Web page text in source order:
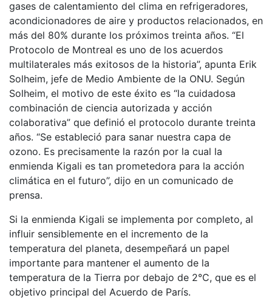
gases de calentamiento del clima en refrigeradores,
acondicionadores de aire y productos relacionados, en
más del 80% durante los próximos treinta años. “El
Protocolo de Montreal es uno de los acuerdos
multilaterales más exitosos de la historia”, apunta Erik
Solheim, jefe de Medio Ambiente de la ONU. Según
Solheim, el motivo de este éxito es “la cuidadosa
combinación de ciencia autorizada y acción
colaborativa” que definió el protocolo durante treinta
años. “Se estableció para sanar nuestra capa de
ozono. Es precisamente la razón por la cual la
enmienda Kigali es tan prometedora para la acción
climática en el futuro”, dijo en un comunicado de
prensa.
Si la enmienda Kigali se implementa por completo, al
influir sensiblemente en el incremento de la
temperatura del planeta, desempeñará un papel
importante para mantener el aumento de la
temperatura de la Tierra por debajo de 2°C, que es el
objetivo principal del Acuerdo de París.